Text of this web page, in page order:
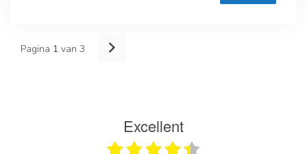
Pagina 1 van 3
Excellent